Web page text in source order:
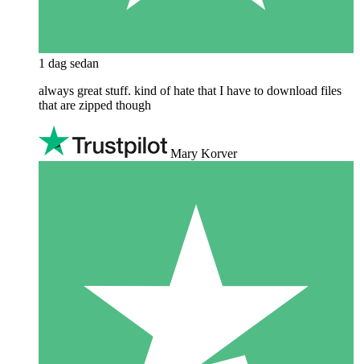
1 dag sedan
always great stuff. kind of hate that I have to download files
that are zipped though
Mary Korver